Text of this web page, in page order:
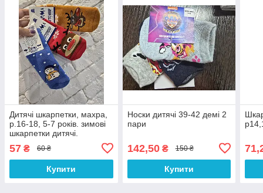
Дитячі шкарпетки, махра,
р.16-18, 5-7 років. зимові
шкарпетки дитячі.
57 ₴ 60 ₴
Купити
Носки дитячі 39-42 демі 2
пари
142,50₴ 150 ₴
Купити